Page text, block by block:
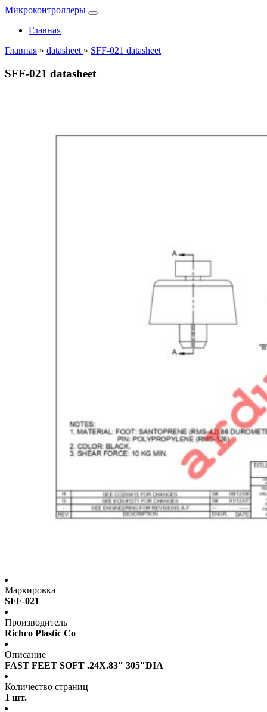
Микроконтроллеры
Главная
Главная » datasheet » SFF-021 datasheet
SFF-021 datasheet
Маркировка
SFF-021
Производитель
Richco Plastic Co
Описание
FAST FEET SOFT .24X.83″ 305″DIA
Количество страниц
1 шт.